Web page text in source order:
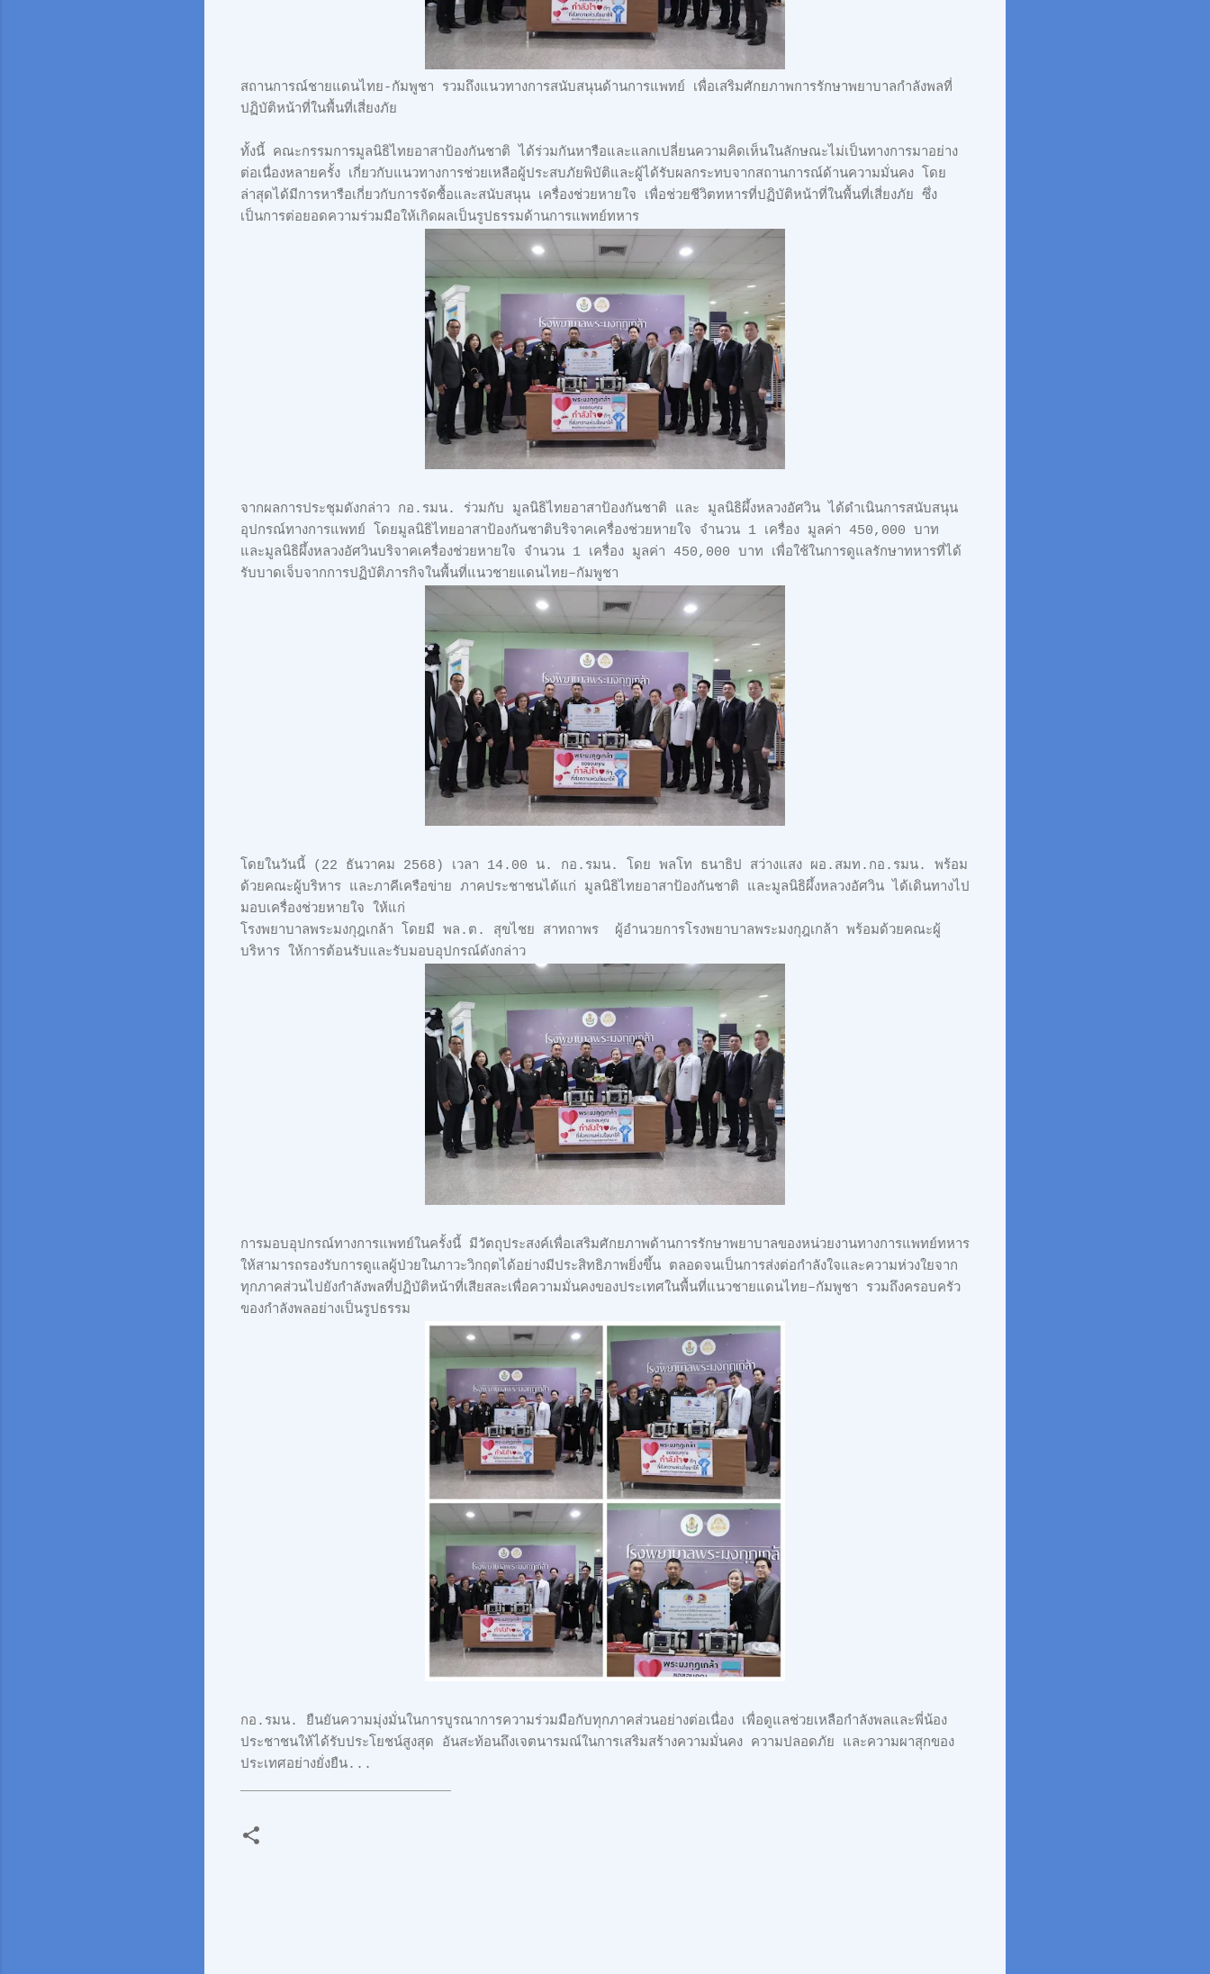
สถานการณ์ชายแดนไทย-กัมพูชา รวมถึงแนวทางการสนับสนุนด้านการแพทย์ เพื่อเสริมศักยภาพการรักษาพยาบาลกำลังพลที่
ปฏิบัติหน้าที่ในพื้นที่เสี่ยงภัย
ทั้งนี้ คณะกรรมการมูลนิธิไทยอาสาป้องกันชาติ ได้ร่วมกันหารือและแลกเปลี่ยนความคิดเห็นในลักษณะไม่เป็นทางการมาอย่าง
ต่อเนื่องหลายครั้ง เกี่ยวกับแนวทางการช่วยเหลือผู้ประสบภัยพิบัติและผู้ได้รับผลกระทบจากสถานการณ์ด้านความมั่นคง โดย
ล่าสุดได้มีการหารือเกี่ยวกับการจัดซื้อและสนับสนุน เครื่องช่วยหายใจ เพื่อช่วยชีวิตทหารที่ปฏิบัติหน้าที่ในพื้นที่เสี่ยงภัย ซึ่ง
เป็นการต่อยอดความร่วมมือให้เกิดผลเป็นรูปธรรมด้านการแพทย์ทหาร
จากผลการประชุมดังกล่าว กอ.รมน. ร่วมกับ มูลนิธิไทยอาสาป้องกันชาติ และ มูลนิธิผึ้งหลวงอัศวิน ได้ดำเนินการสนับสนุน
อุปกรณ์ทางการแพทย์ โดยมูลนิธิไทยอาสาป้องกันชาติบริจาคเครื่องช่วยหายใจ จำนวน 1 เครื่อง มูลค่า 450,000 บาท
และมูลนิธิผึ้งหลวงอัศวินบริจาคเครื่องช่วยหายใจ จำนวน 1 เครื่อง มูลค่า 450,000 บาท เพื่อใช้ในการดูแลรักษาทหารที่ได้
รับบาดเจ็บจากการปฏิบัติภารกิจในพื้นที่แนวชายแดนไทย–กัมพูชา
โดยในวันนี้ (22 ธันวาคม 2568) เวลา 14.00 น. กอ.รมน. โดย พลโท ธนาธิป สว่างแสง ผอ.สมท.กอ.รมน. พร้อม
ด้วยคณะผู้บริหาร และภาคีเครือข่าย ภาคประชาชนได้แก่ มูลนิธิไทยอาสาป้องกันชาติ และมูลนิธิผึ้งหลวงอัศวิน ได้เดินทางไป
มอบเครื่องช่วยหายใจ ให้แก่
โรงพยาบาลพระมงกุฎเกล้า โดยมี พล.ต. สุขไชย สาทถาพร ผู้อำนวยการโรงพยาบาลพระมงกุฎเกล้า พร้อมด้วยคณะผู้
บริหาร ให้การต้อนรับและรับมอบอุปกรณ์ดังกล่าว
การมอบอุปกรณ์ทางการแพทย์ในครั้งนี้ มีวัตถุประสงค์เพื่อเสริมศักยภาพด้านการรักษาพยาบาลของหน่วยงานทางการแพทย์ทหาร
ให้สามารถรองรับการดูแลผู้ป่วยในภาวะวิกฤตได้อย่างมีประสิทธิภาพยิ่งขึ้น ตลอดจนเป็นการส่งต่อกำลังใจและความห่วงใยจาก
ทุกภาคส่วนไปยังกำลังพลที่ปฏิบัติหน้าที่เสียสละเพื่อความมั่นคงของประเทศในพื้นที่แนวชายแดนไทย–กัมพูชา รวมถึงครอบครัว
ของกำลังพลอย่างเป็นรูปธรรม
กอ.รมน. ยืนยันความมุ่งมั่นในการบูรณาการความร่วมมือกับทุกภาคส่วนอย่างต่อเนื่อง เพื่อดูแลช่วยเหลือกำลังพลและพี่น้อง
ประชาชนให้ได้รับประโยชน์สูงสุด อันสะท้อนถึงเจตนารมณ์ในการเสริมสร้างความมั่นคง ความปลอดภัย และความผาสุกของ
ประเทศอย่างยั่งยืน...